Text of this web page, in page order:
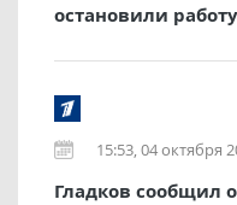
остановили
15:53, 04 октября
Гладков сообщил